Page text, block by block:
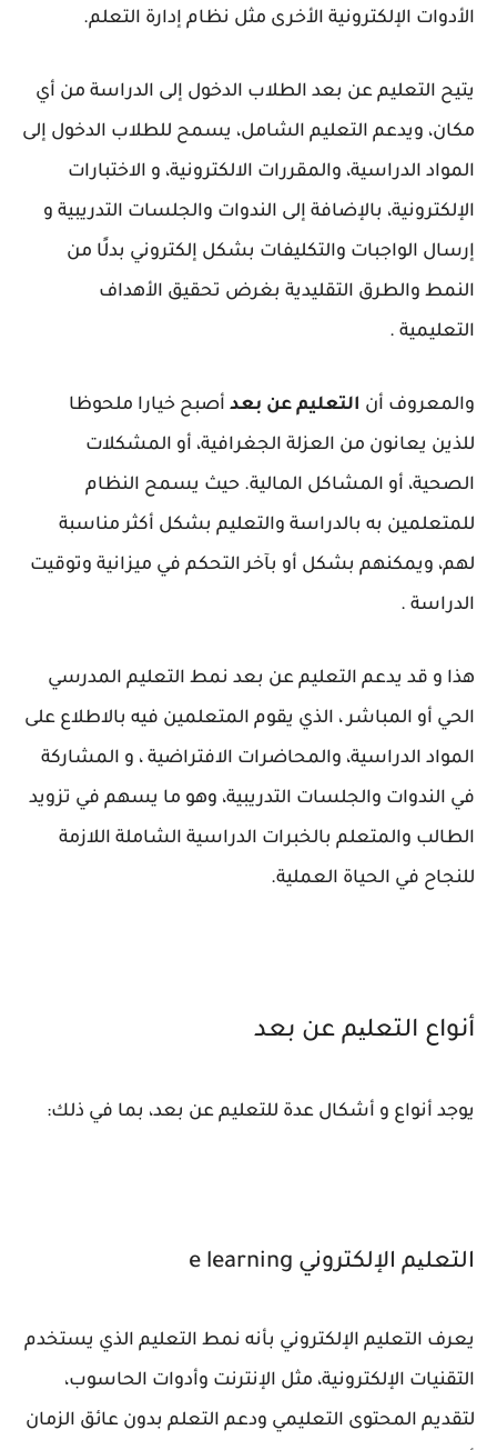
الأدوات الإلكترونية الأخرى مثل نظام إدارة التعلم.
يتيح التعليم عن بعد الطلاب الدخول إلى الدراسة من أي
مكان، ويدعم التعليم الشامل، يسمح للطلاب الدخول إلى
المواد الدراسية، والمقررات الالكترونية، و الاختبارات
الإلكترونية، بالإضافة إلى الندوات والجلسات التدريبية و
إرسال الواجبات والتكليفات بشكل إلكتروني بدلًا من
النمط والطرق التقليدية بغرض تحقيق الأهداف
التعليمية .
والمعروف أن التعليم عن بعد أصبح خيارا ملحوظا
للذين يعانون من العزلة الجغرافية، أو المشكلات
الصحية، أو المشاكل المالية. حيث يسمح النظام
للمتعلمين به بالدراسة والتعليم بشكل أكثر مناسبة
لهم، ويمكنهم بشكل أو بآخر التحكم في ميزانية وتوقيت
الدراسة .
هذا و قد يدعم التعليم عن بعد نمط التعليم المدرسي
الحي أو المباشر ، الذي يقوم المتعلمين فيه بالاطلاع على
المواد الدراسية، والمحاضرات الافتراضية ، و المشاركة
في الندوات والجلسات التدريبية، وهو ما يسهم ﻓﻲ تزويد
الطالب والمتعلم بالخبرات الدراسية الشاملة اللازمة
للنجاح في الحياة العملية.
أنواع اﻟﺘﻌﻠﯿﻢ ﻋﻦ ﺑﻌﺪ
يوجد أنواع و أشكال عدة للتعليم عن بعد، بما ﻓﻲ ذلك:
اﻟﺘﻌﻠﯿﻢ الإلكتروني e learning
يعرف التعليم الإلكتروني بأنه نمط التعليم الذي يستخدم
التقنيات الإلكترونية، مثل الإنترنت وأدوات الحاسوب،
لتقديم المحتوى التعليمي ودعم التعلم بدون عائق الزمان